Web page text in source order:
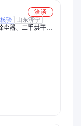
洽谈
验
山东济宁
尘器、二手烘干
合机、二手干燥